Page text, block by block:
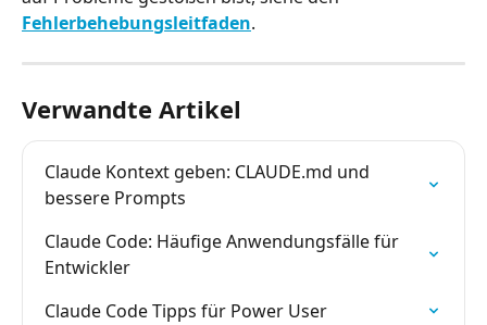
Fehlerbehebungsleitfaden.
Verwandte Artikel
Claude Kontext geben: CLAUDE.md und
bessere Prompts
Claude Code: Häufige Anwendungsfälle für
Entwickler
Claude Code Tipps für Power User